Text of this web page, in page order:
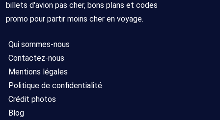
billets d'avion pas cher, bons plans et codes
promo pour partir moins cher en voyage.
Qui sommes-nous
Contactez-nous
Mentions légales
Politique de confidentialité
Crédit photos
Blog